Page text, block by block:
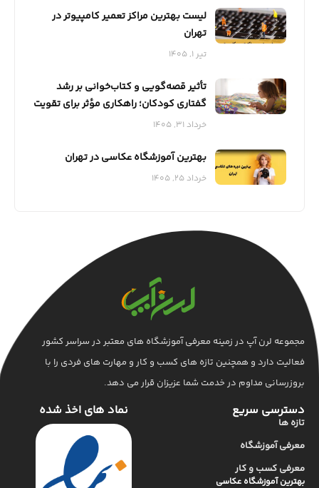
لیست بهترین مراکز تعمیر کامپیوتر در
تهران
تأثیر قصه‌گویی و کتاب‌خوانی بر رشد
گفتاری کودکان؛ راهکاری مؤثر برای تقویت
مهارت‌های زبانی
بهترین آموزشگاه عکاسی در تهران
خرداد 25, 1405
لرن آپ در زمینه معرفی آموزشگاه های معتبر در سراسر کشور
دارد و همچنین تازه های کسب و کار و مهارت های فردی را با
مداوم در خدمت شما عزیزان قرار می دهد.
سریع
آموزشگاه
کسب و کار
آموزشگاه عکاسی
نماد های اخذ شده